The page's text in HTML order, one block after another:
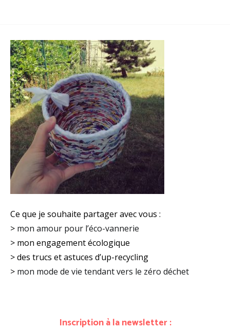
Ce que je souhaite partager avec vous :
> mon amour pour l’éco-vannerie
> mon engagement écologique
> des trucs et astuces d’up-recycling
> mon mode de vie tendant vers le zéro déchet
Inscription à la newsletter :